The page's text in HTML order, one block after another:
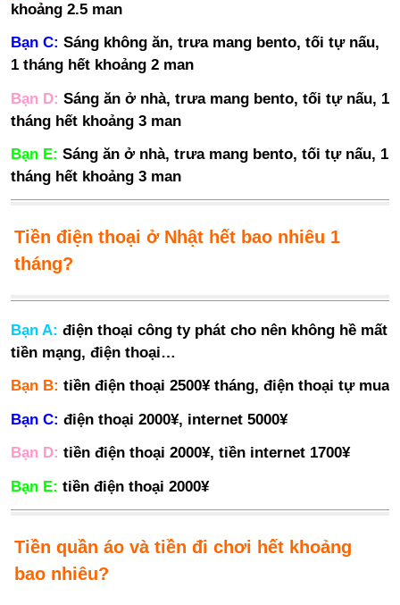
khoảng 2.5 man
Bạn C: Sáng không ăn, trưa mang bento, tối tự nấu,
1 tháng hết khoảng 2 man
Bạn D: Sáng ăn ở nhà, trưa mang bento, tối tự nấu, 1
tháng hết khoảng 3 man
Bạn E: Sáng ăn ở nhà, trưa mang bento, tối tự nấu, 1
tháng hết khoảng 3 man
Tiền điện thoại ở Nhật hết bao nhiêu 1
tháng?
Bạn A: điện thoại công ty phát cho nên không hề mất
tiền mạng, điện thoại…
Bạn B: tiền điện thoại 2500¥ tháng, điện thoại tự mua
Bạn C: điện thoại 2000¥, internet 5000¥
Bạn D: tiền điện thoại 2000¥, tiền internet 1700¥
Bạn E: tiền điện thoại 2000¥
Tiền quần áo và tiền đi chơi hết khoảng
bao nhiêu?